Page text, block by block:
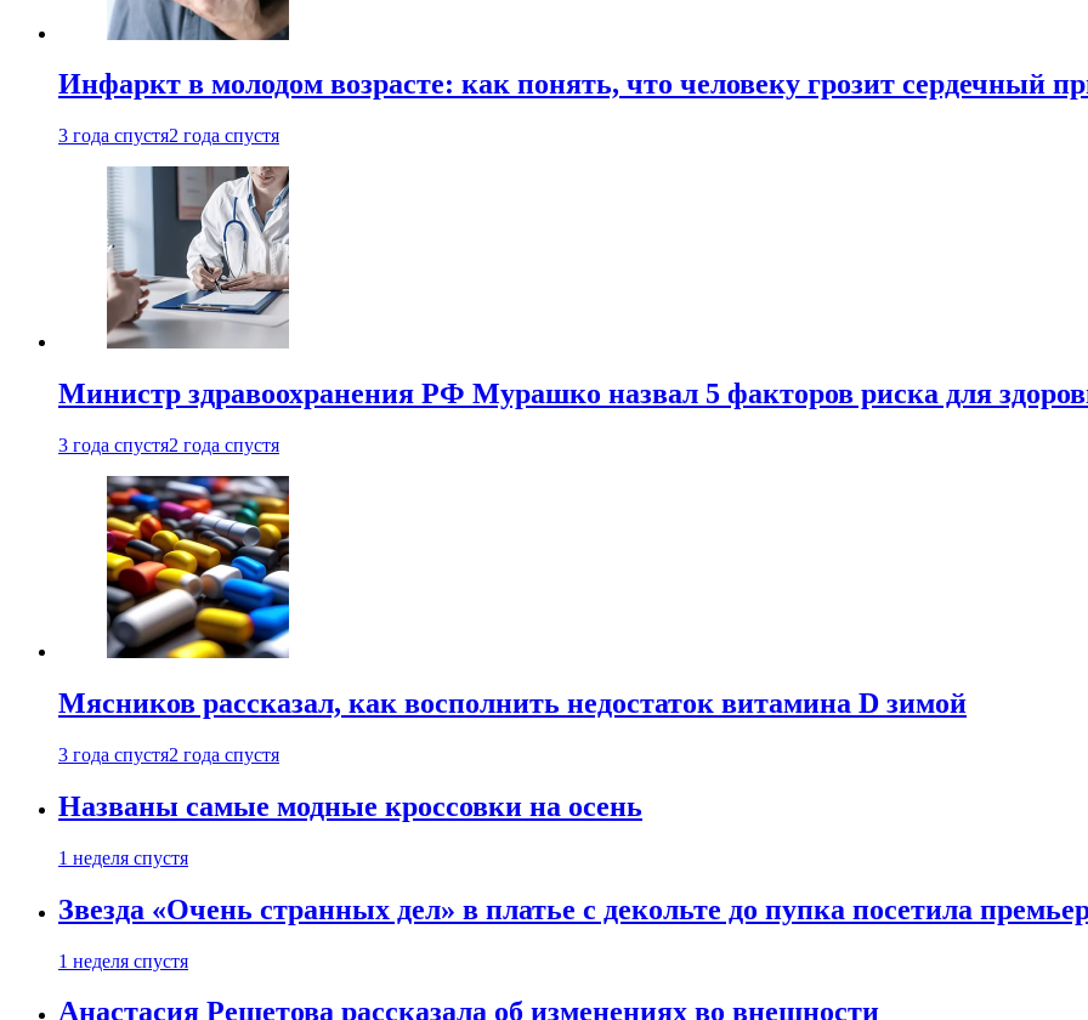
Инфаркт в молодом возрасте: как понять, что человеку грозит сердечный
3 года спустя2 года спустя
Министр здравоохранения РФ Мурашко назвал 5 факторов риска для
3 года спустя2 года спустя
Мясников рассказал, как восполнить недостаток витамина D зимой
3 года спустя2 года спустя
Названы самые модные кроссовки на осень
1 неделя спустя
Звезда «Очень странных дел» в платье с декольте до пупка посетила
1 неделя спустя
Анастасия Решетова рассказала об изменениях во внешности